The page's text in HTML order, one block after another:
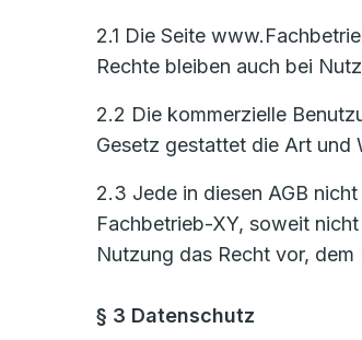
2.1 Die Seite
Rechte bleiben auch bei
2.2 Die kommerzielle
Gesetz gestattet die Art und
2.3 Jede in diesen AGB
Fachbetrieb-XY, soweit
Nutzung das Recht vor,
§ 3 Datenschutz